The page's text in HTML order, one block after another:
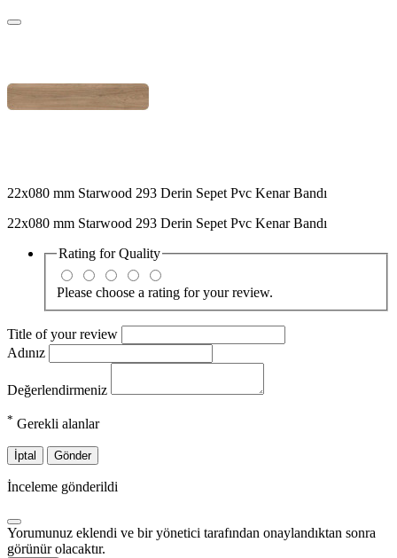
22x080 mm Starwood 293 Derin Sepet Pvc Kenar Bandı
22x080 mm Starwood 293 Derin Sepet Pvc Kenar Bandı
Rating forQuality
Please choose a rating for your review.
Title of your review
Adınız
Değerlendirmeniz
* Gerekli alanlar
İptal Gönder
İnceleme gönderildi
Yorumunuz eklendi ve bir yönetici tarafından onaylandıktan sonra
görünür olacaktır.